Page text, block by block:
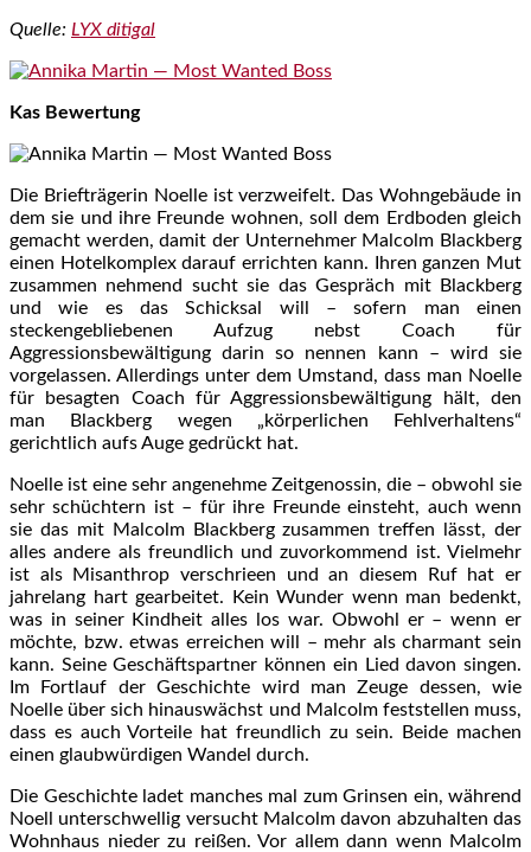
Quelle: LYX ditigal
Kas Bewertung
Die Briefträgerin Noelle ist verzweifelt. Das Wohngebäude in
dem sie und ihre Freunde wohnen, soll dem Erdboden gleich
gemacht werden, damit der Unternehmer Malcolm Blackberg
einen Hotelkomplex darauf errichten kann. Ihren ganzen Mut
zusammen nehmend sucht sie das Gespräch mit Blackberg
und wie es das Schicksal will – sofern man einen
steckengebliebenen Aufzug nebst Coach für
Aggressionsbewältigung darin so nennen kann – wird sie
vorgelassen. Allerdings unter dem Umstand, dass man Noelle
für besagten Coach für Aggressionsbewältigung hält, den
man Blackberg wegen „körperlichen Fehlverhaltens“
gerichtlich aufs Auge gedrückt hat.
Noelle ist eine sehr angenehme Zeitgenossin, die – obwohl sie
sehr schüchtern ist – für ihre Freunde einsteht, auch wenn
sie das mit Malcolm Blackberg zusammen treffen lässt, der
alles andere als freundlich und zuvorkommend ist. Vielmehr
ist als Misanthrop verschrieen und an diesem Ruf hat er
jahrelang hart gearbeitet. Kein Wunder wenn man bedenkt,
was in seiner Kindheit alles los war. Obwohl er – wenn er
möchte, bzw. etwas erreichen will – mehr als charmant sein
kann. Seine Geschäftspartner können ein Lied davon singen.
Im Fortlauf der Geschichte wird man Zeuge dessen, wie
Noelle über sich hinauswächst und Malcolm feststellen muss,
dass es auch Vorteile hat freundlich zu sein. Beide machen
einen glaubwürdigen Wandel durch.
Die Geschichte ladet manches mal zum Grinsen ein, während
Noell unterschwellig versucht Malcolm davon abzuhalten das
Wohnhaus nieder zu reißen. Vor allem dann wenn Malcolm